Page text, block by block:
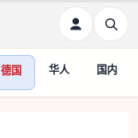
德国 华人 国内